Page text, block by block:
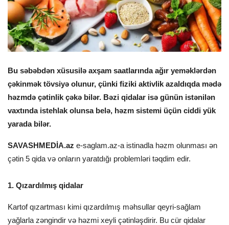
Bu səbəbdən xüsusilə axşam saatlarında ağır yeməklərdən
çəkinmək tövsiyə olunur, çünki fiziki aktivlik azaldıqda mədə
həzmdə çətinlik çəkə bilər. Bəzi qidalar isə günün istənilən
vaxtında istehlak olunsa belə, həzm sistemi üçün ciddi yük
yarada bilər.
SAVASHMEDİA.az e-saglam.az-a istinadla həzm olunması ən
çətin 5 qida və onların yaratdığı problemləri təqdim edir.
1. Qızardılmış qidalar
Kartof qızartması kimi qızardılmış məhsullar qeyri-sağlam
yağlarla zəngindir və həzmi xeyli çətinləşdirir. Bu cür qidalar